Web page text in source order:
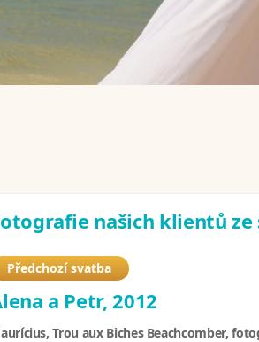
našich klientů
Předchozí svatba
a Petr, 2012
Trou aux Biches Beachcomber,